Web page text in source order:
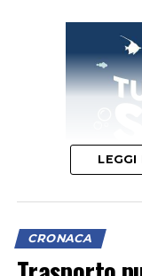
“In questi ultimi
LEGGI
CRONACA